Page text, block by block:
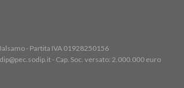
- Partita IVA 01928250156
- Cap. Soc. versato: 2.000.000 euro